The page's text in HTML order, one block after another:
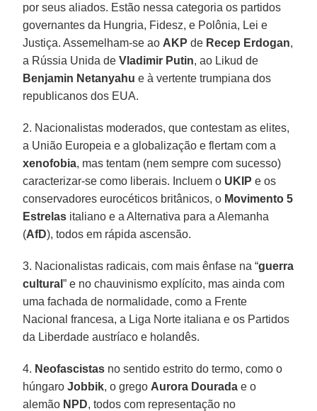
por seus aliados. Estão nessa categoria os partidos
governantes da Hungria, Fidesz, e Polônia, Lei e
Justiça. Assemelham-se ao AKP de Recep Erdogan,
a Rússia Unida deVladimir Putin, ao Likud de
Benjamin Netanyahu e à vertente trumpiana dos
republicanos dos EUA.
2. Nacionalistas moderados, que contestam as elites,
a União Europeia e a globalização e flertam com a
xenofobia, mas tentam (nem sempre com sucesso)
caracterizar-se como liberais. Incluem o UKIP e os
conservadores eurocéticos britânicos, o Movimento 5
Estrelas italiano e a Alternativa para a Alemanha
(AfD), todos em rápida ascensão.
3. Nacionalistas radicais, com mais ênfase na “guerra
cultural” e no chauvinismo explícito, mas ainda com
uma fachada de normalidade, como a Frente
Nacional francesa, a Liga Norte italiana e os Partidos
da Liberdade austríaco e holandês.
4. Neofascistas no sentido estrito do termo, como o
húngaroJobbik, o grego Aurora Dourada e o
alemão NPD, todos com representação no